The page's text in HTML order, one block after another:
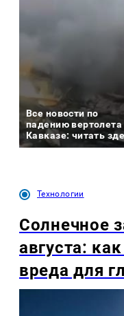
Все новости по
падению вертолета
Кавказе: читать
Технологии
Солнечное
августа:
вреда для